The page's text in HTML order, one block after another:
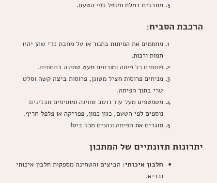
מתבלים במלח ופלפל לפי הטעם.
הרכבת הסביח:
מחממים את הפיתות בתנור או על מחבת כדי שהן יהיו
חמות ורכות.
פותחים כל פיתה ומורחים מעט טחינה בתחתית.
מניחים פרוסות חציל מטוגן, פרוסות ביצה קשה וסלט
טרי בתוך הפיתה.
מטפטפים מעל עוד רוטב טחינה ומוסיפים תבלינים
נוספים לפי הטעם, כגון כמון, פפריקה או פלפל חריף.
סוגרים את הפיתה ונהנים מכל ביס!
יתרונות תזונתיים של המתכון
חלבון איכותי: הביצים והטחינה מספקות חלבון איכותי
ובריא.